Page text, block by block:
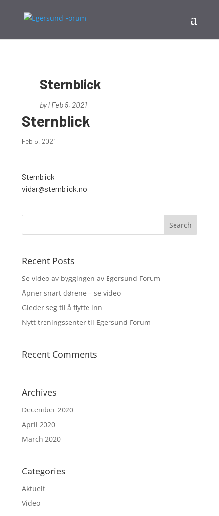
Sternblick
by| Feb 5, 2021
Sternblick
Feb 5, 2021
Sternblick
vidar@sternblick.no
Recent Posts
Se video av byggingen av Egersund Forum
Åpner snart dørene – se video
Gleder seg til å flytte inn
Nytt treningssenter til Egersund Forum
Recent Comments
Archives
December 2020
April 2020
March 2020
Categories
Aktuelt
Video